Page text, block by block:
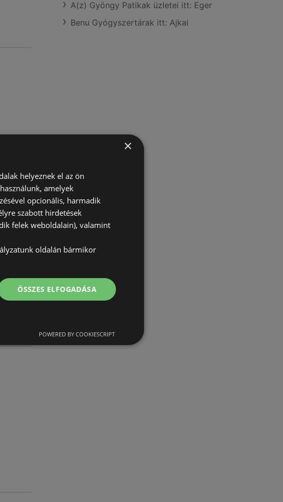
A(z) Gyöngy Patikak üzletei itt: Eger
Benu Gyógyszertárak itt: Ajkai
×
helyeznek el az ön
amelyek
opcionális, harmadik
szabott hirdetések
felek weboldalain), valamint
oldalán bármikor
ÖSSZES ELFOGADÁSA
POWERED BY COOKIESCRIPT